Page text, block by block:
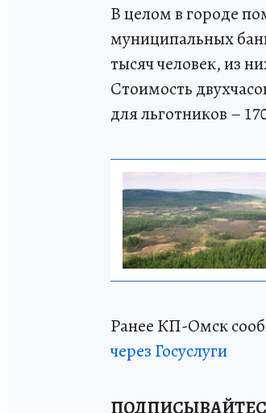
В целом в городе
муниципальных
тысяч человек, из
Стоимость
для льготников –
Ранее КП-Омск
через Госуслуги